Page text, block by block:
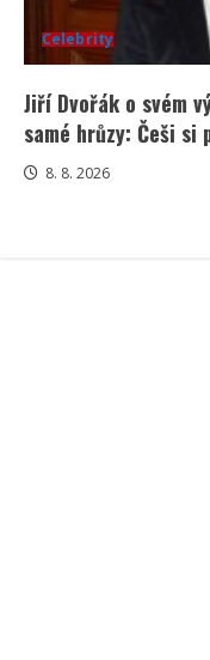
Celebrity
Jiří Dvořák o svém
samé hrůzy: Češi
8. 8. 2026